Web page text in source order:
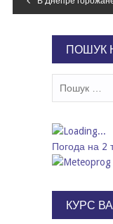
ПОШУК
Погода на 2
КУРС